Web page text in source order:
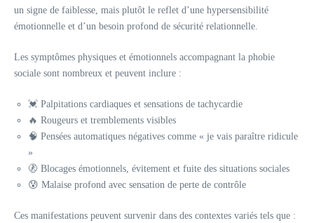
un signe de faiblesse, mais plutôt le reflet d’une hypersensibilité
émotionnelle et d’un besoin profond de sécurité relationnelle.
Les symptômes physiques et émotionnels accompagnant la phobie
sociale sont nombreux et peuvent inclure :
💓 Palpitations cardiaques et sensations de tachycardie
🔥 Rougeurs et tremblements visibles
🧠 Pensées automatiques négatives comme « je vais paraître ridicule
»
🚷 Blocages émotionnels, évitement et fuite des situations sociales
😰 Malaise profond avec sensation de perte de contrôle
Ces manifestations peuvent survenir dans des contextes variés tels que :